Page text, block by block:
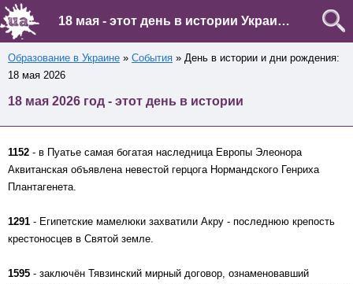
18 мая - этот день в истории Украины и мира
Образование в Украине » События » День в истории и дни рождения:
18 мая 2026
18 мая 2026 год - этот день в истории
1152 - в Пуатье самая богатая наследница Европы Элеонора
Аквитанская объявлена невестой герцога Нормандского Генриха
Плантагенета.
1291 - Египетские мамелюки захватили Акру - последнюю крепость
крестоносцев в Святой земле.
1595 - заключён Тявзинский мирный договор, ознаменовавший